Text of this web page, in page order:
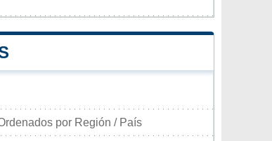
por Región / País